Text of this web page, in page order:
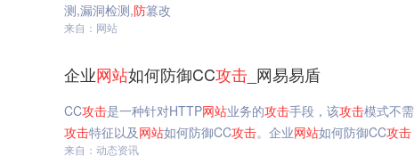
测,漏洞检测,防篡改
来自：网站
企业网站如何防御CC攻击 _网易易盾
CC攻击是一种针对HTTP网站业务的攻击手段，该攻击模式不
攻击特征以及网站如何防御CC攻击。企业网站如何防御CC攻击
来自：动态资讯